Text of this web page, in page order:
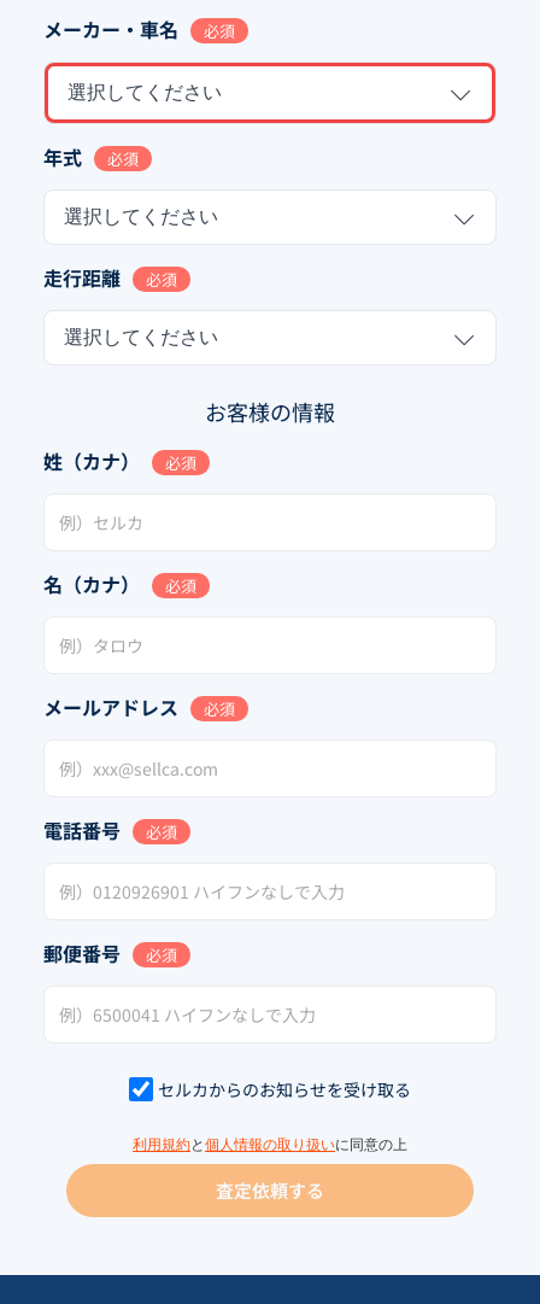
メーカー・車名 必須
選択してください
年式 必須
選択してください
走行距離 必須
選択してください
お客様の情報
姓（カナ） 必須
名（カナ） 必須
メールアドレス 必須
電話番号 必須
郵便番号 必須
セルカからのお知らせを受け取る
利用規約と 個人情報の取り扱いに同意の上
査定依頼する